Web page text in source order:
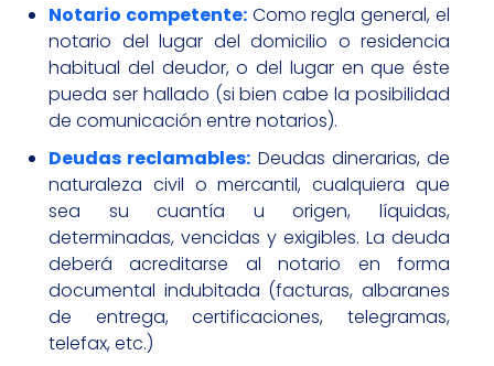
Notario competente:Como regla general, el
notario del lugar del domicilio o residencia
habitual del deudor, o del lugar en que éste
pueda ser hallado (si bien cabe la posibilidad
de comunicación entre notarios).
Deudas reclamables: Deudas dinerarias, de
naturaleza civil o mercantil, cualquiera que
sea su cuantía u origen, líquidas,
determinadas, vencidas y exigibles. La deuda
deberá acreditarse al notario en forma
documental indubitada (facturas, albaranes
de entrega, certificaciones, telegramas,
telefax, etc.)